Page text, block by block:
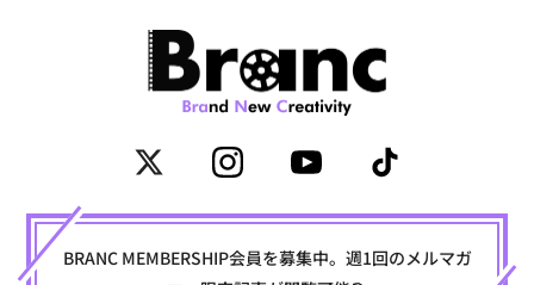
BRANC MEMBERSHIP会員を募集中。週1回のメルマガ